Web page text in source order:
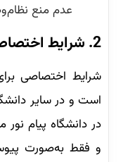
عدم منع
2. شرایط اختصاصی
شرایط اختصاصی
است و در سایر
در دانشگاه پیام
و فقط به‌صورت